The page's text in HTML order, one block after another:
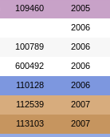
109460 2005
2006
100789 2006
600492 2006
110128 2006
112539 2007
113103 2007